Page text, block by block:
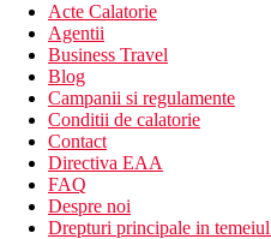
Acte Calatorie
Agentii
Business Travel
Blog
Campanii si regulamente
Conditii de calatorie
Contact
Directiva EAA
FAQ
Despre noi
Drepturi principale in